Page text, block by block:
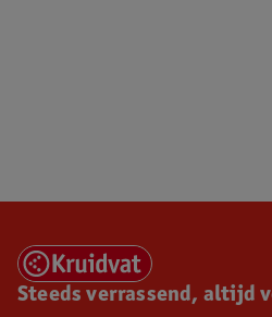
Steeds verrassend, altijd